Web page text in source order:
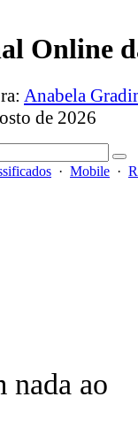
Online
Anabela
de 2026
· Mobile ·
nada ao